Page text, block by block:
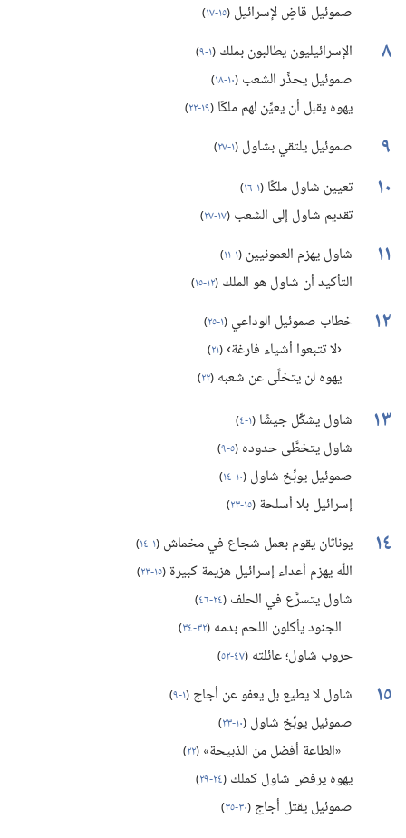
صموئيل قاضٍ لإسرائيل (‏١٥-‏١٧ )‏
٨ الإسرائيليون يطالبون بملك (‏١-‏٩ )‏
صموئيل يحذِّر الشعب (‏١٠-‏١٨ )‏
يهوه يقبل أن يعيِّن لهم ملكًا (‏١٩-‏٢٢ )‏
٩ صموئيل يلتقي بشاول (‏١-‏٢٧ )‏
١٠ تعيين شاول ملكًا (‏١-‏١٦ )‏
تقديم شاول إلى الشعب (‏١٧-‏٢٧ )‏
١١ شاول يهزم العمونيين (‏١-‏١١ )‏
التأكيد أن شاول هو الملك (‏١٢-‏١٥ )‏
١٢ خطاب صموئيل الوداعي (‏١-‏٢٥ )‏
‹لا تتبعوا أشياء فارغة›(‏٢١)‏
يهوه لن يتخلَّى عن شعبه (‏٢٢)‏
١٣ شاول يشكِّل جيشًا (‏١-‏٤ )‏
شاول يتخطَّى حدوده (‏٥-‏٩ )‏
صموئيل يوبِّخ شاول (‏١٠-‏١٤ )‏
إسرائيل بلا أسلحة (‏١٥-‏٢٣ )‏
١٤ يوناثان يقوم بعمل شجاع في مخماش (‏١-‏١٤ )‏
اللّٰه يهزم أعداء إسرائيل هزيمة كبيرة (‏١٥-‏٢٣ )‏
شاول يتسرَّع في الحلف (‏٢٤-‏٤٦ )‏
الجنود يأكلون اللحم بدمه (‏٣٢-‏٣٤ )‏
حروب شاول؛‏ عائلته (‏٤٧-‏٥٢ )‏
١٥ شاول لا يطيع بل يعفو عن أجاج (‏١-‏٩ )‏
صموئيل يوبِّخ شاول (‏١٠-‏٢٣ )‏
«الطاعة أفضل من الذبيحة» (‏٢٢)‏
يهوه يرفض شاول كملك (‏٢٤-‏٢٩ )‏
صموئيل يقتل أجاج (‏٣٠-‏٣٥ )‏